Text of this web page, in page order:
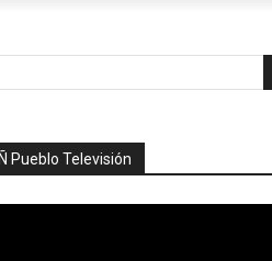
Ñ Pueblo Televisión